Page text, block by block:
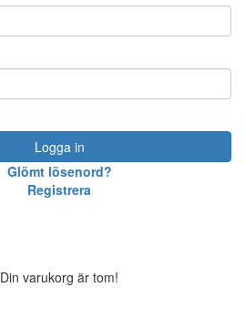
Logga in
Glömt lösenord?
Registrera
Din varukorg är tom!